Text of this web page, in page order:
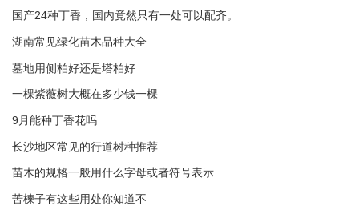
国产24种丁香，国内竟然只有一处可以配齐。
湖南常见绿化苗木品种大全
墓地用侧柏好还是塔柏好
一棵紫薇树大概在多少钱一棵
9月能种丁香花吗
长沙地区常见的行道树种推荐
苗木的规格一般用什么字母或者符号表示
苦楝子有这些用处你知道不